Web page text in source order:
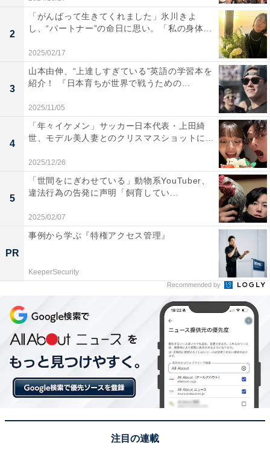
2
「がんばって生きてくれました」氷川きよ
し、“パートナー”の命日に思い。「私の身体...
2025/02/17
3
山本由伸、“上達しすぎている”英語の学習本を
紹介！ 『日本育ちが世界で戦うための...
2025/11/05
4
「年々イケメン」サッカー日本代表・上田綺
世、モデル美人妻とのクリスマスショットに...
2025/12/26
5
「世間をにぎわせている」動物系YouTuber、
違法行為の告発に声明「飼育してい...
2025/02/07
PR
事例から学ぶ『特権アクセス管理』
KeeperSecurity
Recommended by
注目の連載